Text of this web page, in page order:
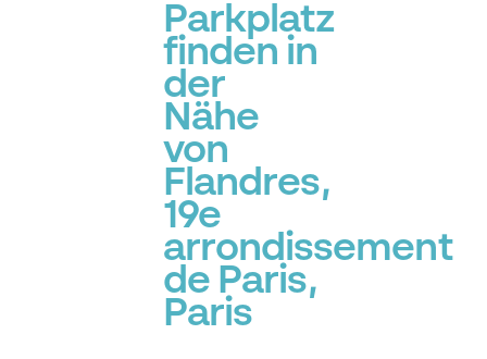
P
Parkplatz
finden in
der
Nähe
von
Flandres,
19e
arrondissement
de Paris,
Paris